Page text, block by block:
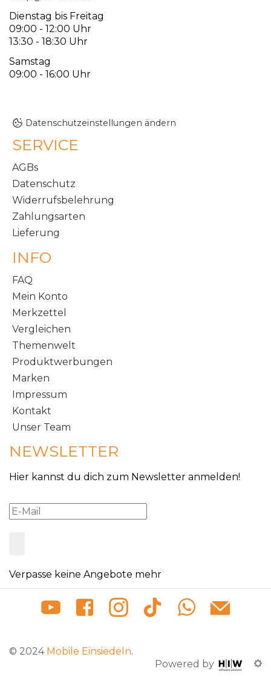
Dienstag bis Freitag
09:00 - 12:00 Uhr
13:30 - 18:30 Uhr
Samstag
09:00 - 16:00 Uhr
Datenschutzeinstellungen ändern
SERVICE
AGBs
Datenschutz
Widerrufsbelehrung
Zahlungsarten
Lieferung
INFO
FAQ
Mein Konto
Merkzettel
Vergleichen
Themenwelt
Produktwerbungen
Marken
Impressum
Kontakt
Unser Team
NEWSLETTER
Hier kannst du dich zum Newsletter anmelden!
Verpasse keine Angebote mehr
© 2024 Mobile Einsiedeln.
Powered by